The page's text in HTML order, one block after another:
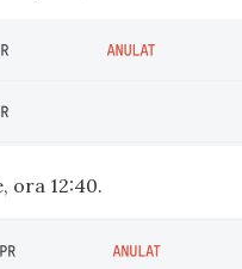
ora 12:40.